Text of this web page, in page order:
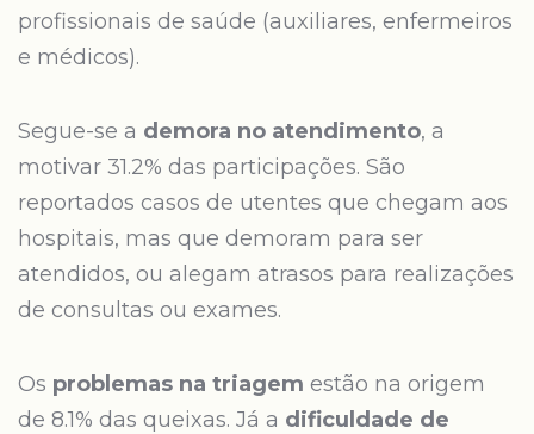
profissionais de saúde (auxiliares, enfermeiros
e médicos).
Segue-se a demora no atendimento, a
motivar 31.2% das participações. São
reportados casos de utentes que chegam aos
hospitais, mas que demoram para ser
atendidos, ou alegam atrasos para realizações
de consultas ou exames.
Os problemas na triagem estão na origem
de 8.1% das queixas. Já a dificuldade de